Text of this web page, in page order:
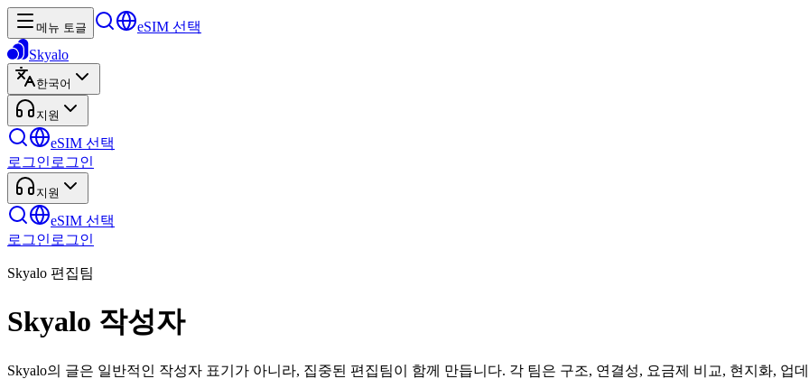
메뉴 토글
eSIM 선택
Skyalo
한국어
지원
eSIM 선택
로그인 로그인
지원
eSIM 선택
로그인 로그인
Skyalo 편집팀
Skyalo 작성자
Skyalo의 글은 일반적인 작성자 표기가 아니라, 집중된 편집팀이 함께 만듭니다. 각 팀은 구조, 연결성, 요금제 비교, 현지화, 업